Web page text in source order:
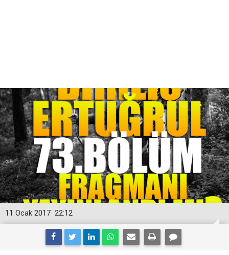
22:12
11 Ocak 2017